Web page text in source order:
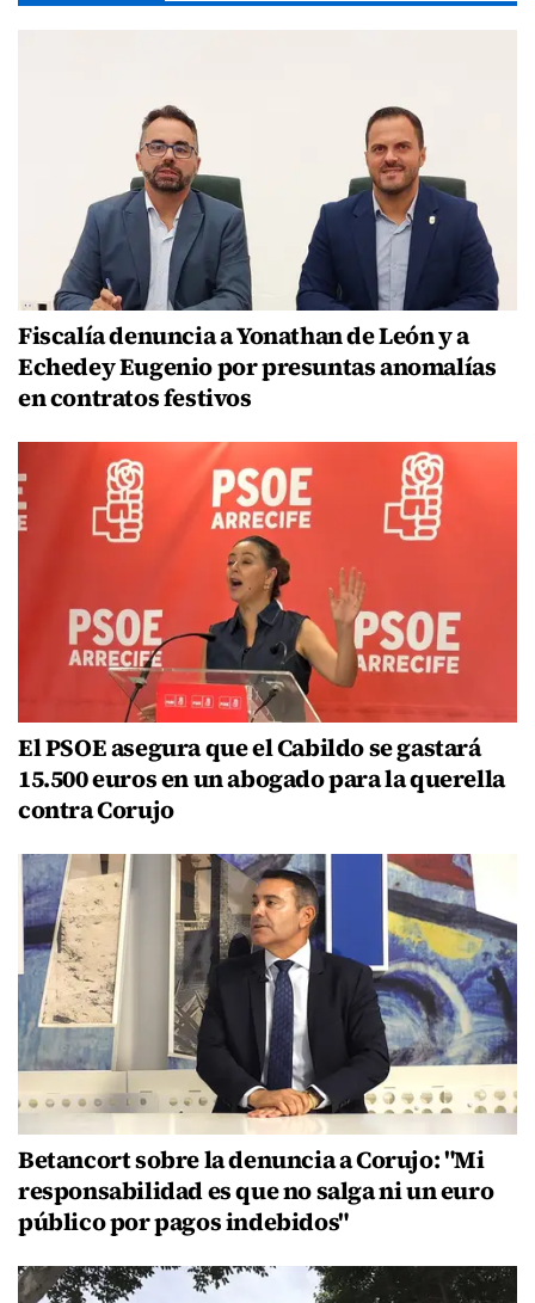
Fiscalía denuncia a Yonathan de León y a
Echedey Eugenio por presuntas anomalías
en contratos festivos
El PSOE asegura que el Cabildo se gastará
15.500 euros en un abogado para la querella
contra Corujo
Betancort sobre la denuncia a Corujo: "Mi
responsabilidad es que no salga ni un euro
público por pagos indebidos"